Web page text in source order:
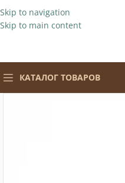
Skip to navigation
Skip to main content
КАТАЛОГ ТОВАРОВ